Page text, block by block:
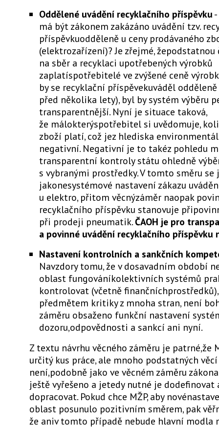
Oddělené uvádění recyklačního příspěvku
má být zákonem zakázáno uvádění tzv.
příspěvkuodděleně u ceny prodávaného
(elektrozařízení)? Je zřejmé,
na sběr a recyklaci upotřebených výrobků
zaplatíspotřebitelé ve zvýšené ceně
by se recyklační příspěvekuváděl
před několika lety), byl by systém výběru
transparentnější. Nyní je situace taková,
že málokterýspotřebitel si uvědomuje,
zboží platí, což jez hlediska
negativní. Negativní je to takéz pohledu
transparentní kontroly státu ohledně
s vybranými prostředky. V tomto směru se
jakonesystémové nastavení zákazu
u elektro, přitom věcnýzáměr naopak
recyklačního příspěvku stanovuje
při prodeji pneumatik.ČAOH je pro
a povinné uvádění recyklačního příspěvku
Nastavení kontrolních a sankčních
Navzdory tomu, že v dosavadním období
oblast fungováníkolektivních systémů
kontrolovat (včetně
předmětem kritiky z mnoha stran, není
záměru obsaženo funkční nastavení
dozoru,odpovědnosti a sankcí ani nyní.
Z textu návrhu věcného záměru je patrné,že
určitý kus práce, ale mnoho podstatných věcí
není,podobně jako ve věcném záměru
ještě vyřešeno a jetedy nutné je dodefinovat
dopracovat. Pokud chce MŽP, aby
oblast posunulo pozitivním směrem, pak
že aniv tomto případě nebude hlavní modla